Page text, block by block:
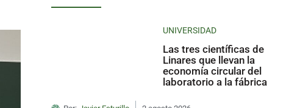
UNIVERSIDAD
Las tres científicas de
Linares que llevan la
economía circular del
laboratorio a la fábrica